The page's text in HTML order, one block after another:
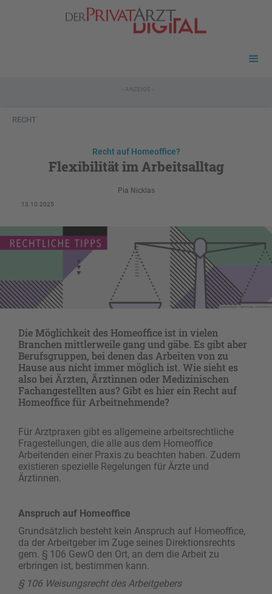
- ANZEIGE -
RECHT
Recht auf Homeoffice?
Flexibilität im Arbeitsalltag
Pia Nicklas
13.10.2025
Die Möglichkeit des Homeoffice ist in vielen
Branchen mittlerweile gang und gäbe. Es gibt aber
Berufsgruppen, bei denen das Arbeiten von zu
Hause aus nicht immer möglich ist. Wie sieht es
also bei Ärzten, Ärztinnen oder Medizinischen
Fachangestellten aus? Gibt es hier ein Recht auf
Homeoffice für Arbeitnehmende?
Für Arztpraxen gibt es allgemeine arbeitsrechtliche
Fragestellungen, die alle aus dem Homeoffice
Arbeitenden einer Praxis zu beachten haben. Zudem
existieren spezielle Regelungen für Ärzte und
Ärztinnen.
Anspruch auf Homeoffice
Grundsätzlich besteht kein Anspruch auf Homeoffice,
da der Arbeitgeber im Zuge seines Direktionsrechts
gem. § 106 GewO den Ort, an dem die Arbeit zu
erbringen ist, bestimmen kann.
§ 106 Weisungsrecht des Arbeitgebers